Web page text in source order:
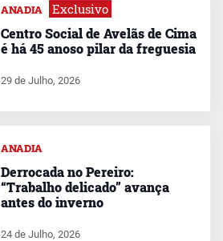
ANADIA Exclusivo
Centro Social de Avelãs de Cima
é há 45 anoso pilar da freguesia
29 de Julho, 2026
ANADIA
Derrocada no Pereiro:
“Trabalho delicado” avança
antes do inverno
24 de Julho, 2026